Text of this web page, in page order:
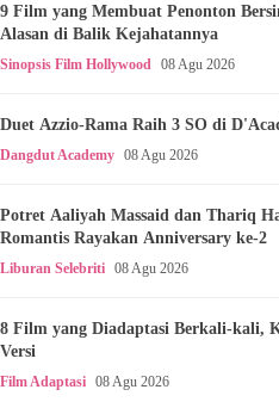
9 Film yang Membuat Penonton
Alasan di Balik Kejahatannya
Sinopsis Film Hollywood 08 Agu 2026
Duet Azzio-Rama Raih 3 SO di
Dangdut Academy 08 Agu 2026
Potret Aaliyah Massaid dan Thariq
Romantis Rayakan Anniversary ke-2
Liburan Selebriti 08 Agu 2026
8 Film yang Diadaptasi Berkali-kali,
Versi
Film Adaptasi 08 Agu 2026